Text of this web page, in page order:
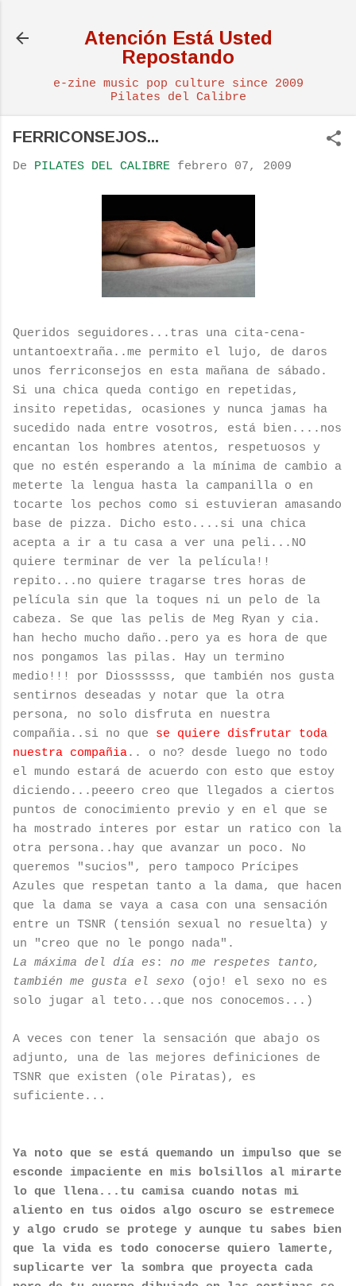
Atención Está Usted
Repostando
e-zine music pop culture since 2009
Pilates del Calibre
FERRICONSEJOS...
De PILATES DEL CALIBRE febrero 07, 2009
Queridos seguidores...tras una cita-cena-
untantoextraña..me permito el lujo, de daros
unos ferriconsejos en esta mañana de sábado.
Si una chica queda contigo en repetidas,
insito repetidas, ocasiones y nunca jamas ha
sucedido nada entre vosotros, está bien....nos
encantan los hombres atentos, respetuosos y
que no estén esperando a la mínima de cambio a
meterte la lengua hasta la campanilla o en
tocarte los pechos como si estuvieran amasando
base de pizza. Dicho esto....si una chica
acepta a ir a tu casa a ver una peli...NO
quiere terminar de ver la película!!
repito...no quiere tragarse tres horas de
película sin que la toques ni un pelo de la
cabeza. Se que las pelis de Meg Ryan y cia.
han hecho mucho daño..pero ya es hora de que
nos pongamos las pilas. Hay un termino
medio!!! por Diossssss, que también nos gusta
sentirnos deseadas y notar que la otra
persona, no solo disfruta en nuestra
compañia..si no que se quiere disfrutar toda
nuestra compañia.. o no? desde luego no todo
el mundo estará de acuerdo con esto que estoy
diciendo...peeero creo que llegados a ciertos
puntos de conocimiento previo y en el que se
ha mostrado interes por estar un ratico con la
otra persona..hay que avanzar un poco. No
queremos "sucios", pero tampoco Prícipes
Azules que respetan tanto a la dama, que hacen
que la dama se vaya a casa con una sensación
entre un TSNR (tensión sexual no resuelta) y
un "creo que no le pongo nada".
La máxima del día es : no me respetes tanto,
también me gusta el sexo (ojo! el sexo no es
solo jugar al teto...que nos conocemos...)
A veces con tener la sensación que abajo os
adjunto, una de las mejores definiciones de
TSNR que existen (ole Piratas), es
suficiente...
Ya noto que se está quemando un impulso que se
esconde impaciente en mis bolsillos al mirarte
lo que llena...tu camisa cuando notas mi
aliento en tus oidos algo oscuro se estremece
y algo crudo se protege y aunque tu sabes bien
que la vida es todo conocerse quiero lamerte,
suplicarte ver la sombra que proyecta cada